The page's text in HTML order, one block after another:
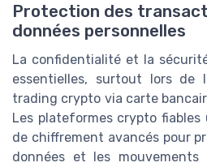
Protection des
données personnelles
La confidentialité et la
essentielles, surtout lors de
trading crypto via carte
Les plateformes crypto
de chiffrement avancés pour
données et les